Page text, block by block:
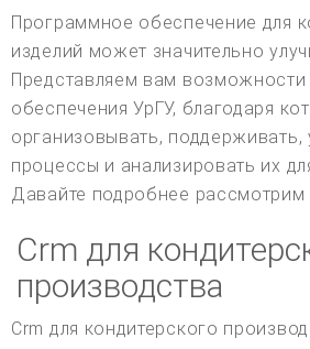
Программное обеспечение для
изделий может значительно
Представляем вам
обеспечения УрГУ, благодаря
организовывать, поддерживать,
процессы и анализировать их
Давайте подробнее рассмотрим
Crm для
производства
Crm для кондитерского